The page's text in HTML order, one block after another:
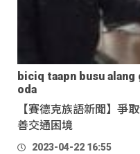
biciq taapn busu
oda
【賽德克族語新聞】爭
善交通困境
2023-04-22 16:55